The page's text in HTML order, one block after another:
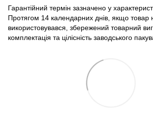
Гарантійний термін зазначено у
Протягом 14 календарних днів, якщо товар
використовувався, збережений товарний
комплектація та цілісність заводського